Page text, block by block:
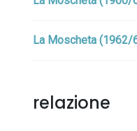
La Moscheta (1962/
relazione